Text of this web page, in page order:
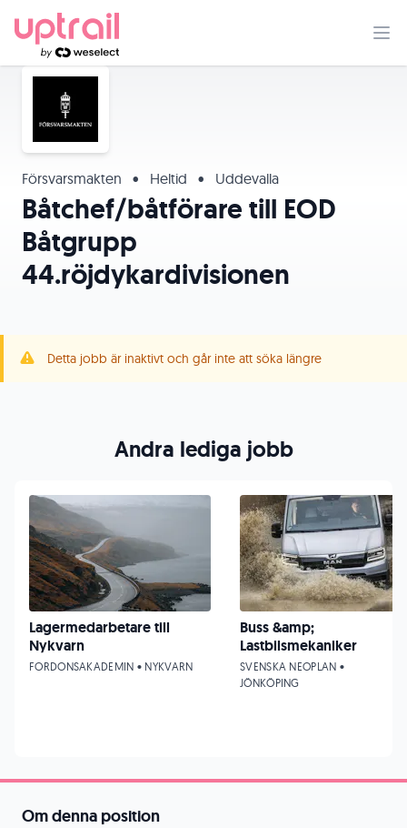
Försvarsmakten • Heltid • Uddevalla
Båtchef/båtförare till EOD
Båtgrupp
44.röjdykardivisionen
Detta jobb är inaktivt och går inte att söka längre
Om denna position
Andra lediga jobb
Lagermedarbetare till
Nykvarn
FORDONSAKADEMIN • NYKVARN
Buss &amp;
Lastbilsmekaniker
SVENSKA NEOPLAN •
JÖNKÖPING